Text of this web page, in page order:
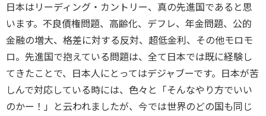
日本はリーディング・カントリー、真の先進国であると思
います。不良債権問題、高齢化、デフレ、年金問題、公的
金融の増大、格差に対する反対、超低金利、その他モロモ
ロ。先進国で抱えている問題は、全て日本では既に経験し
てきたことで、日本人にとってはデジャブーです。日本が苦
しんで対応している時には、色々と「そんなやり方でいい
のかー！」と云われましたが、今では世界のどの国も同じ